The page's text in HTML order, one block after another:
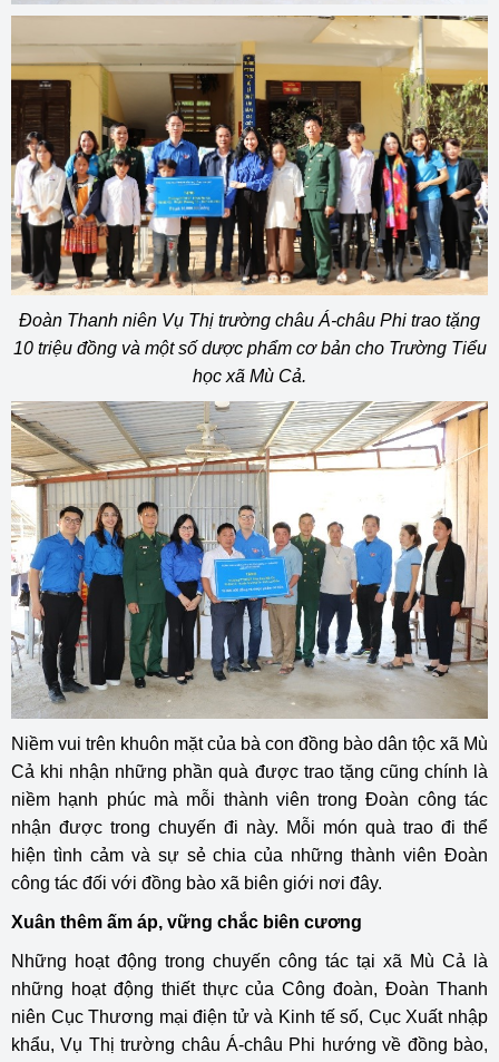
Đoàn Thanh niên Vụ Thị trường châu Á-châu Phi trao tặng
10 triệu đồng và một số dược phẩm cơ bản cho Trường Tiểu
học xã Mù Cả.
Niềm vui trên khuôn mặt của bà con đồng bào dân tộc xã Mù
Cả khi nhận những phần quà được trao tặng cũng chính là
niềm hạnh phúc mà mỗi thành viên trong Đoàn công tác
nhận được trong chuyến đi này. Mỗi món quà trao đi thể
hiện tình cảm và sự sẻ chia của những thành viên Đoàn
công tác đối với đồng bào xã biên giới nơi đây.
Xuân thêm ấm áp, vững chắc biên cương
Những hoạt động trong chuyến công tác tại xã Mù Cả là
những hoạt động thiết thực của Công đoàn, Đoàn Thanh
niên Cục Thương mại điện tử và Kinh tế số, Cục Xuất nhập
khẩu, Vụ Thị trường châu Á-châu Phi hướng về đồng bào,